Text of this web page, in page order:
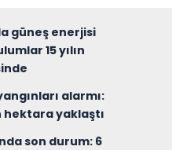
güneş enerjisi
15 yılın
alarmı:
hektara yaklaştı
son durum: 6